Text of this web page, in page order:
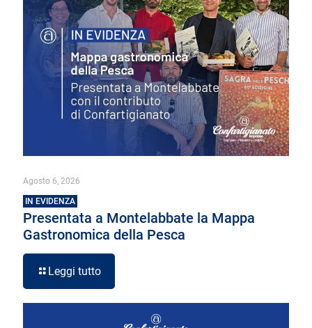
Agosto 6, 2026
IN EVIDENZA
Presentata a Montelabbate la Mappa
Gastronomica della Pesca
Leggi tutto